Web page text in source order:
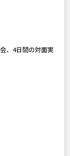
、4日間の対面実